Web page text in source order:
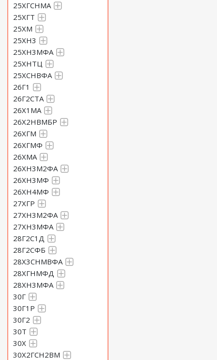
25ХГСНМА
25ХГТ
25ХМ
25ХН3
25ХН3МФА
25ХНТЦ
25ХСНВФА
26Г1
26Г2СТА
26Х1МА
26Х2НВМБР
26ХГМ
26ХГМФ
26ХМА
26ХН3М2ФА
26ХН3МФ
26ХН4МФ
27ХГР
27ХН3М2ФА
27ХН3МФА
28Г2С1Д
28Г2СФБ
28Х3СНМВФА
28ХГНМФД
28ХН3МФА
30Г
30Г1Р
30Г2
30Т
30Х
30Х2ГСН2ВМ